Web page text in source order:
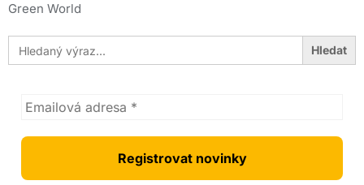
Green World
Search
for: